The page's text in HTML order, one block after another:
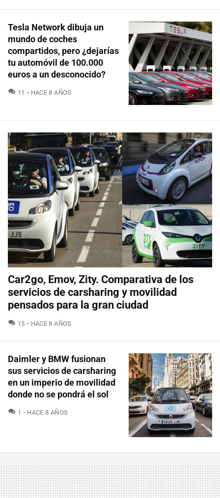
Tesla Network dibuja un
mundo de coches
compartidos, pero ¿dejarías
tu automóvil de 100.000
euros a un desconocido?
11 COMENTARIOS
HACE 8 AÑOS
Car2go, Emov, Zity. Comparativa de los
servicios de carsharing y movilidad
pensados para la gran ciudad
15 COMENTARIOS
HACE 8 AÑOS
Daimler y BMW fusionan
sus servicios de carsharing
en un imperio de movilidad
donde no se pondrá el sol
1 COMENTARIOS
HACE 8 AÑOS